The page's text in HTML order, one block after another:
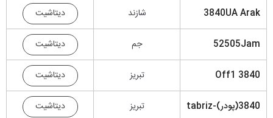
3840UA Arak شازند دیتاشیت
52505Jam جم دیتاشیت
3840 Off1 تبریز دیتاشیت
3840(پودر)-tabriz تبریز دیتاشیت